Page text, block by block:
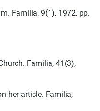
Familia, 9(1), 1972, pp.
Familia, 41(3),
her article. Familia,